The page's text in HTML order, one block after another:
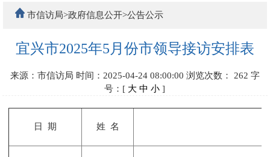
市信访局>政府信息公开>公告公示
宜兴市2025年5月份市领导接访安排表
来源：市信访局 时间：2025-04-24 08:00:00 浏览次数： 262 字
号：[ 大 中 小 ]
日 期 姓 名